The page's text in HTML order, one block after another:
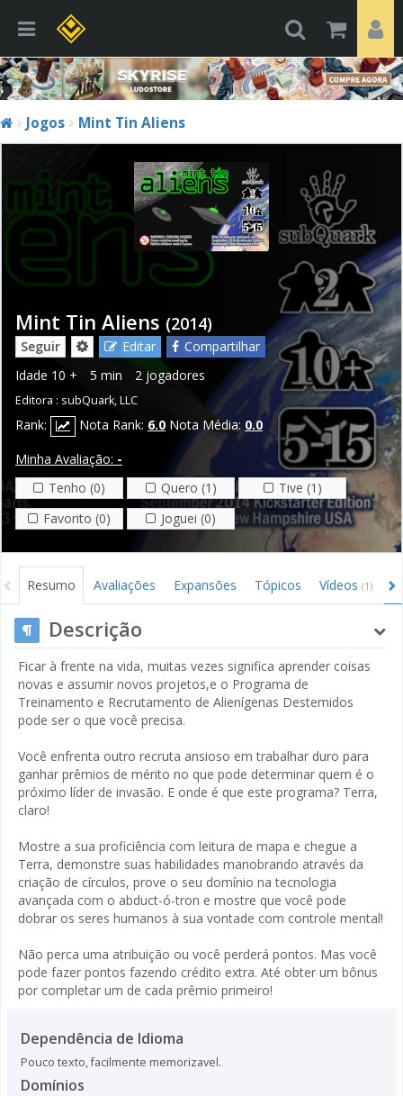
Jogos Mint Tin Aliens
Mint Tin Aliens (2014)
Seguir Editar
Compartilhar
Idade 10 + 5 min 2 jogadores
Editora : subQuark, LLC
Rank: Nota Rank: 6.0 Nota Média: 0.0
Minha Avaliação: -
Tenho (0)
Quero (1)
Tive (1)
Favorito (0)
Joguei (0)
Resumo Avaliações Expansões Tópicos Vídeos (1)
Descrição
Ficar à frente na vida, muitas vezes significa aprender coisas
novas e assumir novos projetos,e o Programa de
Treinamento e Recrutamento de Alienígenas Destemidos
pode ser o que você precisa.
Você enfrenta outro recruta ansioso em trabalhar duro para
ganhar prêmios de mérito no que pode determinar quem é o
próximo líder de invasão. E onde é que este programa? Terra,
claro!
Mostre a sua proficiência com leitura de mapa e chegue a
Terra, demonstre suas habilidades manobrando através da
criação de círculos, prove o seu domínio na tecnologia
avançada com o abduct-ó-tron e mostre que você pode
dobrar os seres humanos à sua vontade com controle mental!
Não perca uma atribuição ou você perderá pontos. Mas você
pode fazer pontos fazendo crédito extra. Até obter um bônus
por completar um de cada prêmio primeiro!
Dependência de Idioma
Pouco texto, facilmente memorizavel.
Domínios